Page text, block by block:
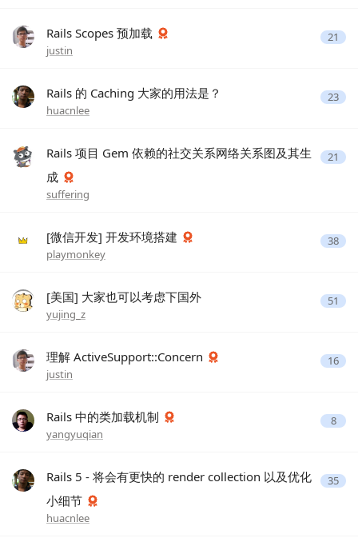
Rails Scopes 预加载
justin
21
Rails 的 Caching 大家的用法是？
huacnlee
23
Rails 项目 Gem 依赖的社交关系网络关系图及其生
成
suffering
21
[微信开发] 开发环境搭建
playmonkey
38
[美国] 大家也可以考虑下国外
yujing_z
51
理解 ActiveSupport::Concern
justin
16
Rails 中的类加载机制
yangyuqian
8
Rails 5 - 将会有更快的 render collection 以及优化
小细节
huacnlee
35